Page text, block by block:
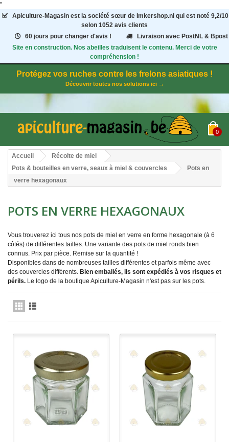
"
Apiculture-Magasinest la société sœur de Imkershop.nl qui est noté 9,2/10
selon 1052 avis clients
60 jours pour changer d'avis !
Livraison avec PostNL & Bpost
Site en construction. Nos abeilles traduisent le contenu. Merci de votre
compréhension !
Protégez vos ruches contre les frelons asiatiques !
Découvrir toutes nos solutions ici →
0
Accueil
Récolte de miel
Pots & bouteilles en verre, seaux à miel & couvercles
Pots en
verre hexagonaux
POTS EN VERRE HEXAGONAUX
Vous trouverez ici tous nos pots de miel en verre en forme hexagonale (à 6
côtés) de différentes tailles. Une variante des pots de miel ronds bien
connus. Prix par pièce. Remise sur la quantité !
Disponibles dans de nombreuses tailles différentes et parfois même avec
des couvercles différents. Bien emballés, ils sont expédiés à vos risques et
périls. Le logo de la boutique Apiculture-Magasin n'estpas sur les pots.